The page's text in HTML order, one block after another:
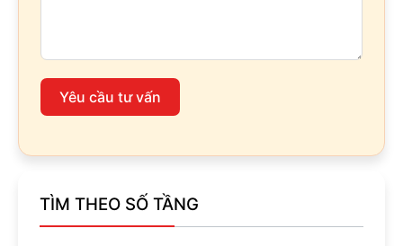
Yêu cầu tư vấn
TÌM THEO SỐ TẦNG